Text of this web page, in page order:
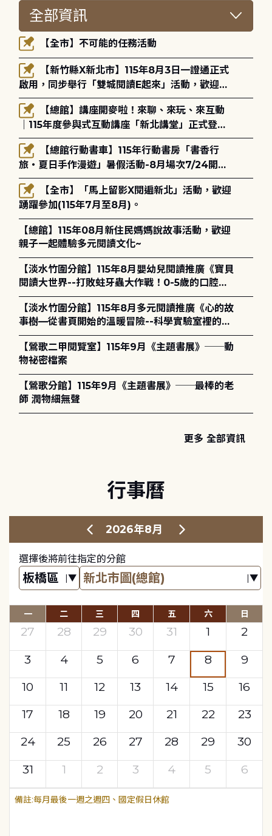
【全市】不可能的任務活動
啟用，同步舉行「雙城閱讀E起來」活動，歡迎踴
躍參加(115年8月3日至10月4日)。
｜115年度參與式互動講座「新北講堂」正式登
場！
旅・夏日手作漫遊」暑假活動-8月場次7/24開始
報名
踴躍參加(115年7月至8月)。
【總館】115年08月新住民媽媽說故事活動，歡迎
親子一起體驗多元閱讀文化~
【淡水竹圍分館】115年8月嬰幼兒閱讀推廣《寶貝
閱讀大世界--打敗蛀牙蟲大作戰！0-5歲的口腔照
護全攻略》
【淡水竹圍分館】115年8月多元閱讀推廣《心的故
事樹—從書頁開始的溫暖冒險--科學實驗室裡的放
電章魚》
【鶯歌二甲閱覽室】115年9月《主題書展》──動
物祕密檔案
【鶯歌分館】115年9月《主題書展》──最棒的老
師 潤物細無聲
更多 全部資訊
行事曆
2026年8月
選擇後將前往指定的分館
一 二 三 四 五 六 日
27 28 29 30 31 1
2
3
4 5 6 7 8
9
10
11 12 13 14 15
16
17
18 19 20 21 22
23
24
25 26 27 28 29
30
31
1 2 3 4 5 6
每月最後一週之週四、國定假日休館